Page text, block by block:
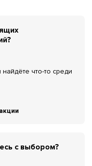
что-то среди
с выбором?